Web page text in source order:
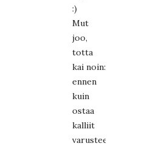
:)
Mut
joo,
totta
kai noin:
ennen
kuin
ostaa
kalliit
varusteet,